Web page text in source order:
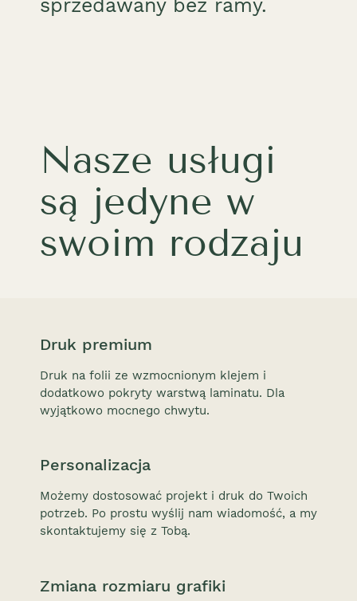
sprzedawany bez ramy.
Nasze usługi
są jedyne w
swoim rodzaju
Druk premium
Druk na folii ze wzmocnionym klejem i
dodatkowo pokryty warstwą laminatu. Dla
wyjątkowo mocnego chwytu.
Personalizacja
Możemy dostosować projekt i druk do Twoich
potrzeb. Po prostu wyślij nam wiadomość, a my
skontaktujemy się z Tobą.
Zmiana rozmiaru grafiki